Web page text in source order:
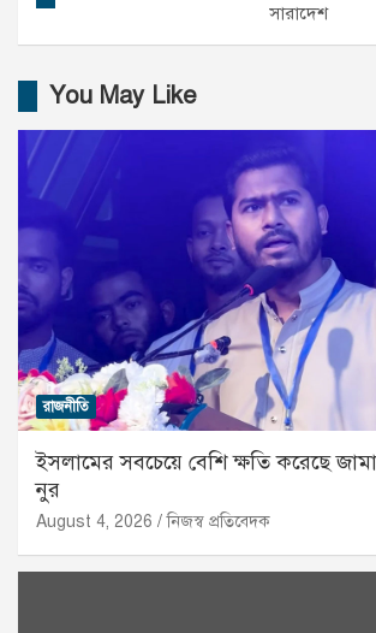
সারাদেশ
You May Like
রাজনীতি
ইসলামের সবচেয়ে বেশি ক্ষতি করেছে
নুর
August 4, 2026 নিজস্ব প্রতিবেদক